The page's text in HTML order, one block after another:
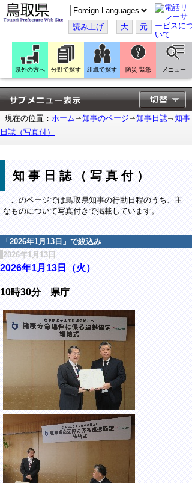
こ
の
ペ
ー
ジ
翻
訳
す
る
読み上げ 大 元
県外の方へ 分野で探す 組織で探す 防災 緊急 メニュー
現在の位置： ホーム 知事のページ 知事日誌
知事
日誌（写真付）
知事日誌（写真付）
このページでは鳥取県知事の行動日程のうち、主
なものについて写真付きで掲載しています。
「 2026年1月13日 」で絞込み
2026年1月13日
2026年1月13日（火）
10時30分 県庁